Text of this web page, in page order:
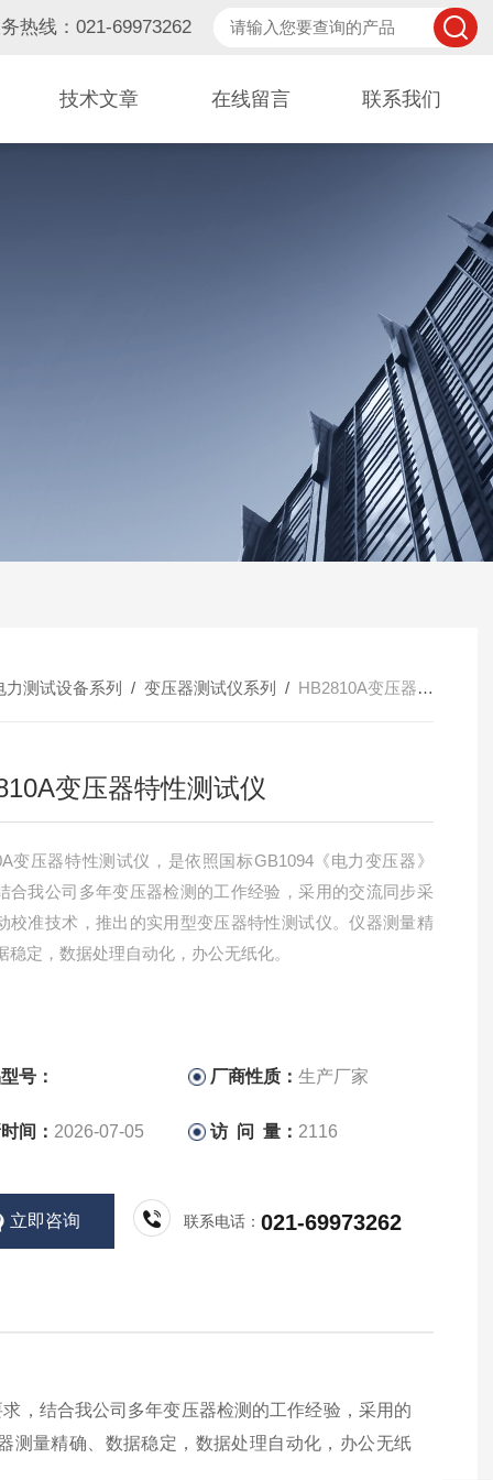
热线：021-69973262
技术文章 在线留言 联系我们
力测试设备系列 / 变压器测试仪系列 / HB2810A变压器特性测试仪
变压器特性测试仪
变压器特性测试仪，是依照国标GB1094《电力变压器》
合我公司多年变压器检测的工作经验，采用的交流同步采
校准技术，推出的实用型变压器特性测试仪。仪器测量精
稳定，数据处理自动化，办公无纸化。
号： 厂商性质：生产厂家
间： 2026-07-05 访 问 量： 2116
立即咨询 联系电话：021-69973262
，结合我公司多年变压器检测的工作经验，采用的
测量精确、数据稳定，数据处理自动化，办公无纸